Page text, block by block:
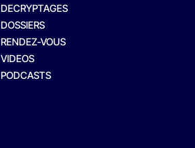
DECRYPTAGES
DOSSIERS
RENDEZ-VOUS
VIDEOS
PODCASTS